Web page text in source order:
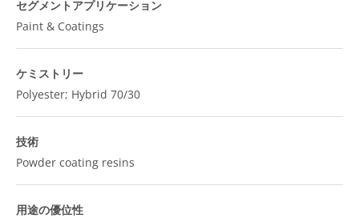
セグメントアプリケーション
Paint & Coatings
ケミストリー
Polyester; Hybrid 70/30
技術
Powder coating resins
用途の優位性